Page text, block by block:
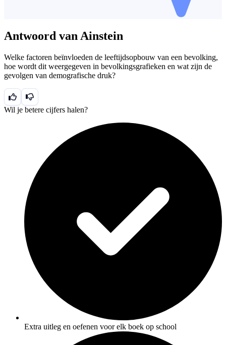
Antwoord van Ainstein
Welke factoren beïnvloeden de leeftijdsopbouw van een bevolking,
hoe wordt dit weergegeven in bevolkingsgrafieken en wat zijn de
gevolgen van demografische druk?
Wil je betere cijfers halen?
Extra uitleg en oefenen voor elk boek op school